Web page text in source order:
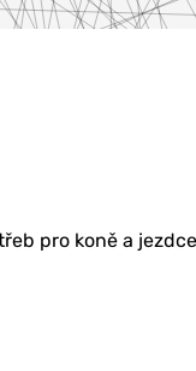
pro koně a